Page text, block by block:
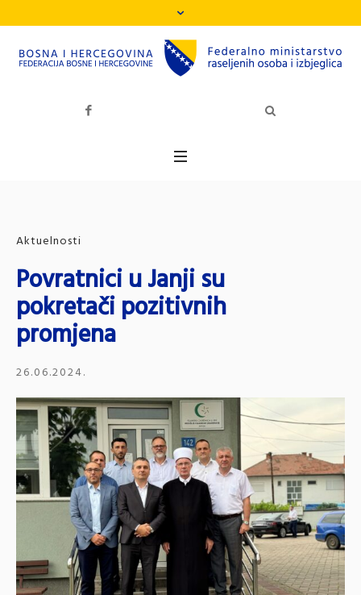
Aktuelnosti
Povratnici u Janji su
pokretači pozitivnih
promjena
26.06.2024.